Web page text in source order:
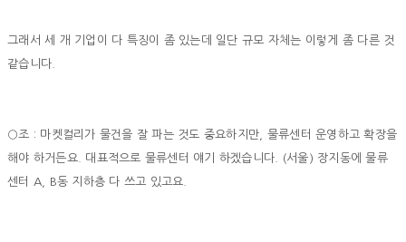
그래서 세 개 기업이 다 특징이 좀 있는데 일단 규모 자체는 이렇게 좀 다른 것
같습니다.
○조 : 마켓컬리가 물건을 잘 파는 것도 중요하지만, 물류센터 운영하고 확장을
해야 하거든요. 대표적으로 물류센터 얘기 하겠습니다. (서울) 장지동에 물류
센터 A, B동 지하층 다 쓰고 있고요.